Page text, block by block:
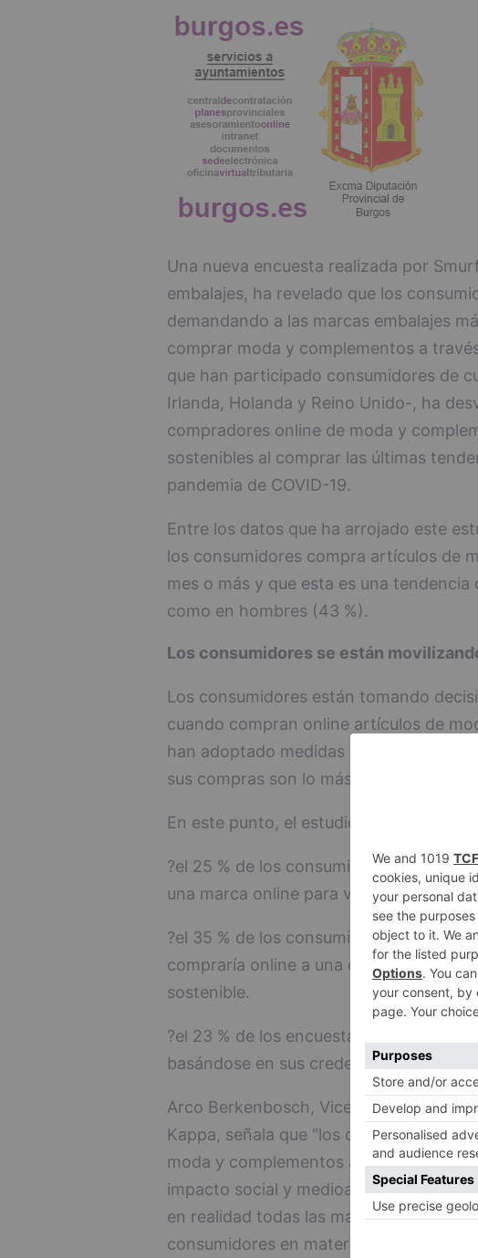
Una nueva encuesta realizada por
embalajes, ha revelado que los
demandando a las marcas embalajes
comprar moda y complementos a
que han participado consumidores de
Irlanda, Holanda y Reino Unido-, ha
compradores online de moda y
sostenibles al comprar las últimas
pandemia de COVID-19.
Entre los datos que ha arrojado este
los consumidores compra artículos de
mes o más y que esta es una
como en hombres (43 %).
Los consumidores se están
Los consumidores están tomando
cuando compran online artículos de
han adoptado medidas en los últimos
sus compras son lo más sostenibles
En este punto, el estudio destaca que:
?el 25 % de los consumidores de moda
una marca online para valorar su nivel
?el 35 % de los consumidores de
compraría online a una empresa de
sostenible.
?el 23 % de los encuestados ha vuelto
basándose en sus credenciales de
Arco Berkenbosch, Vicepresidente de
Kappa, señala que "los consumidores
moda y complementos actúen con
impacto social y medioambiental de su
en realidad todas las marcas? tienen
consumidores en materia de